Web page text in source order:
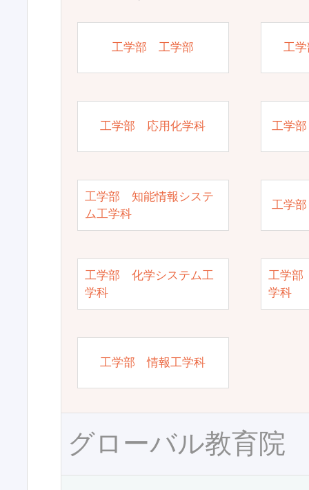
工学部 工学部 工
工学部 応用化学科 工学
工学部 知能情報システ
ム工学科
工学
工学部 化学システム工
学科
工学部
学科
工学部 情報工学科
グローバル教育院